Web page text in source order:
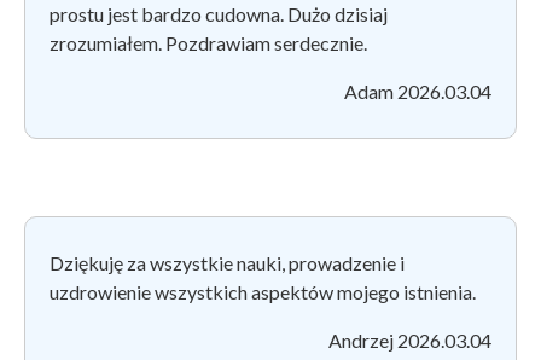
prostu jest bardzo cudowna. Dużo dzisiaj
zrozumiałem. Pozdrawiam serdecznie.
Adam 2026.03.04
Dziękuję za wszystkie nauki, prowadzenie i
uzdrowienie wszystkich aspektów mojego istnienia.
Andrzej 2026.03.04